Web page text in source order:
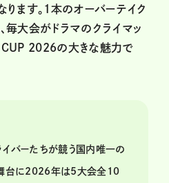
ります。1本のオーバーテイク
毎大会がドラマのクライマッ
CUP 2026の大きな魅力で
バーたちが競う国内唯一の
舞台に2026年は5大会全10